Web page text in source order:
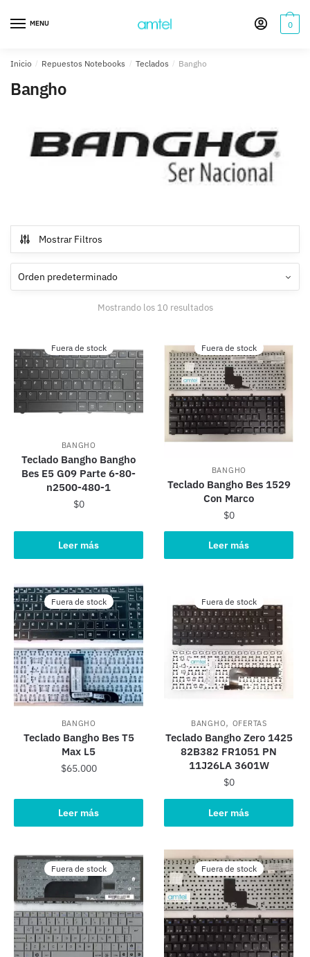
navegación
MENU 0
Inicio / Repuestos Notebooks / Teclados / Bangho
Bangho
Mostrar Filtros
Mostrando los 10 resultados
Fuera de stock
BANGHO
Teclado Bangho Bangho
Bes E5 G09 Parte 6-80-
n2500-480-1
$0
Leer más
Fuera de stock
BANGHO
Teclado Bangho Bes 1529
Con Marco
$0
Leer más
Fuera de stock
BANGHO
Teclado Bangho Bes T5
Max L5
$65.000
Leer más
Fuera de stock
BANGHO, OFERTAS
Teclado Bangho Zero 1425
82B382 FR1051 PN
11J26LA 3601W
$0
Leer más
Fuera de stock Fuera de stock